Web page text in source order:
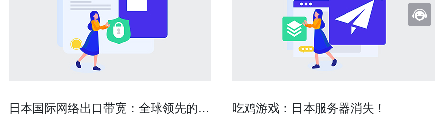
日本国际网络出口带宽：全球领先的高
吃鸡游戏：日本服务器消失！